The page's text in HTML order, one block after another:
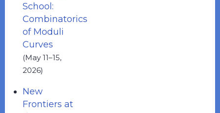
School:
Combinatorics
of Moduli
Curves
(May 11–15,
2026)
New
Frontiers at